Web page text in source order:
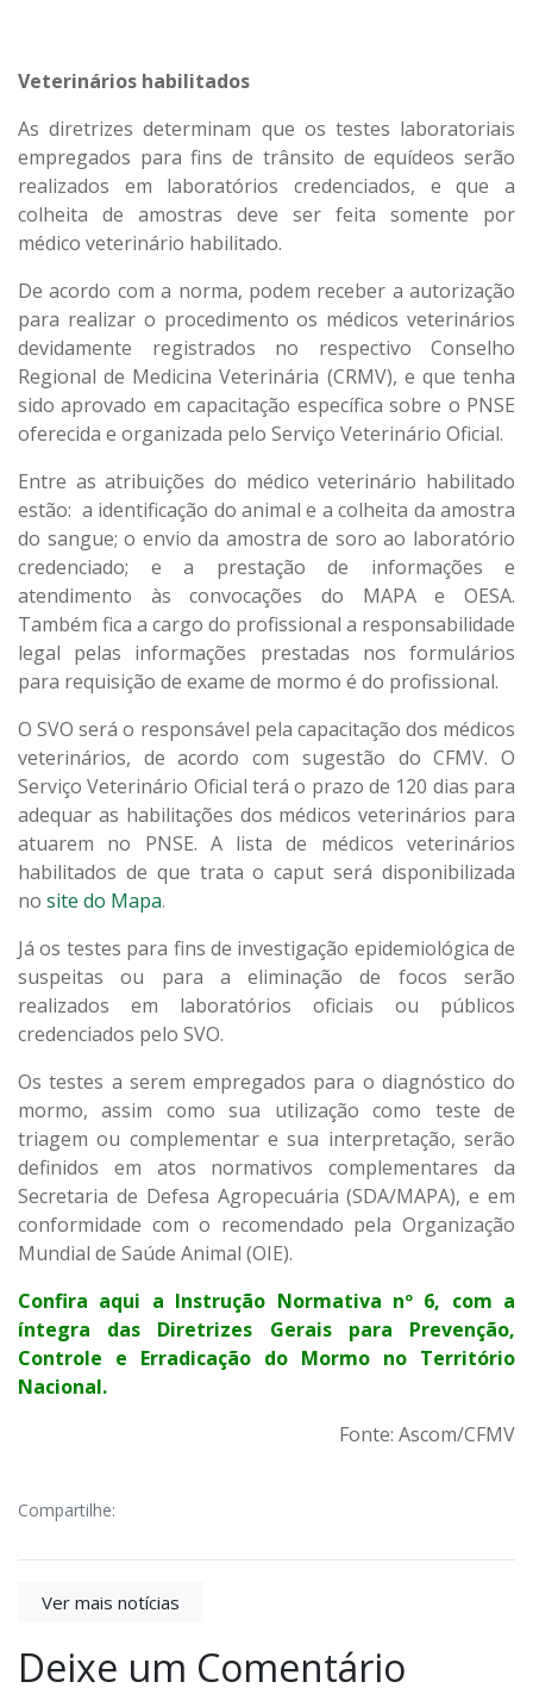
Veterinários habilitados
As diretrizes determinam que os testes laboratoriais
empregados para fins de trânsito de equídeos serão
realizados em laboratórios credenciados, e que a
colheita de amostras deve ser feita somente por
médico veterinário habilitado.
De acordo com a norma, podem receber a autorização
para realizar o procedimento os médicos veterinários
devidamente registrados no respectivo Conselho
Regional de Medicina Veterinária (CRMV), e que tenha
sido aprovado em capacitação específica sobre o PNSE
oferecida e organizada pelo Serviço Veterinário Oficial.
Entre as atribuições do médico veterinário habilitado
estão: a identificação do animal e a colheita da amostra
do sangue; o envio da amostra de soro ao laboratório
credenciado; e a prestação de informações e
atendimento às convocações do MAPA e OESA.
Também fica a cargo do profissional a responsabilidade
legal pelas informações prestadas nos formulários
para requisição de exame de mormo é do profissional.
O SVO será o responsável pela capacitação dos médicos
veterinários, de acordo com sugestão do CFMV. O
Serviço Veterinário Oficial terá o prazo de 120 dias para
adequar as habilitações dos médicos veterinários para
atuarem no PNSE. A lista de médicos veterinários
habilitados de que trata o caput será disponibilizada
no site do Mapa.
Já os testes para fins de investigação epidemiológica de
suspeitas ou para a eliminação de focos serão
realizados em laboratórios oficiais ou públicos
credenciados pelo SVO.
Os testes a serem empregados para o diagnóstico do
mormo, assim como sua utilização como teste de
triagem ou complementar e sua interpretação, serão
definidos em atos normativos complementares da
Secretaria de Defesa Agropecuária (SDA/MAPA), e em
conformidade com o recomendado pela Organização
Mundial de Saúde Animal (OIE).
Confira aqui a Instrução Normativa nº 6, com a
íntegra das Diretrizes Gerais para Prevenção,
Controle e Erradicação do Mormo no Território
Nacional.
Fonte: Ascom/CFMV
Compartilhe:
Ver mais notícias
Deixe um Comentário